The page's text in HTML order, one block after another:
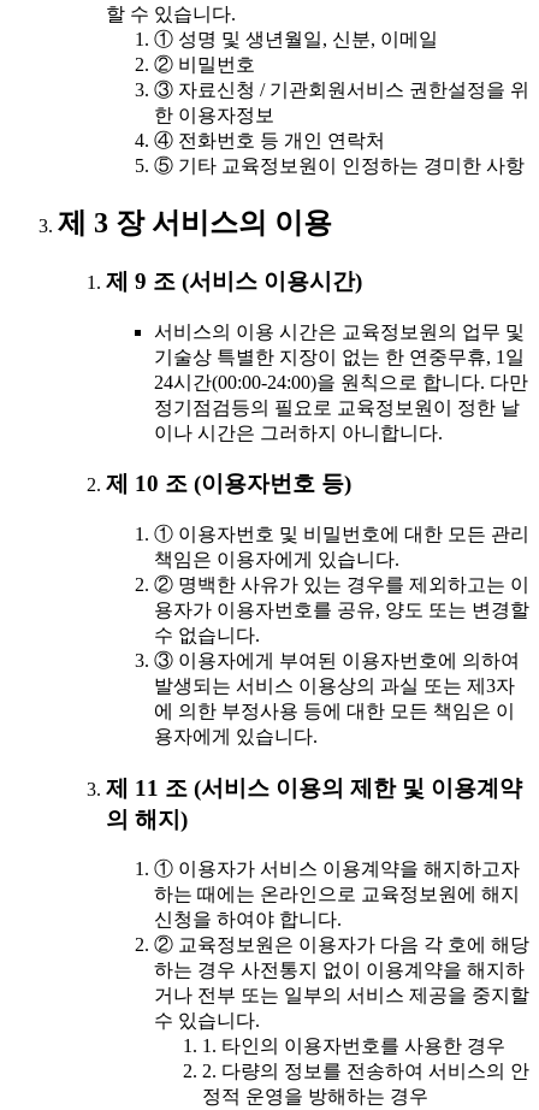
할 수 있습니다.
① 성명 및 생년월일, 신분, 이메일
② 비밀번호
③ 자료신청 / 기관회원서비스 권한설정을 위
한 이용자정보
④ 전화번호 등 개인 연락처
⑤ 기타 교육정보원이 인정하는 경미한 사항
제 3 장 서비스의 이용
제 9 조 (서비스 이용시간)
서비스의 이용 시간은 교육정보원의 업무 및
기술상 특별한 지장이 없는 한 연중무휴, 1일
24시간(00:00-24:00)을 원칙으로 합니다. 다만
정기점검등의 필요로 교육정보원이 정한 날
이나 시간은 그러하지 아니합니다.
제 10 조 (이용자번호 등)
① 이용자번호 및 비밀번호에 대한 모든 관리
책임은 이용자에게 있습니다.
② 명백한 사유가 있는 경우를 제외하고는 이
용자가 이용자번호를 공유, 양도 또는 변경할
수 없습니다.
③ 이용자에게 부여된 이용자번호에 의하여
발생되는 서비스 이용상의 과실 또는 제3자
에 의한 부정사용 등에 대한 모든 책임은 이
용자에게 있습니다.
제 11 조 (서비스 이용의 제한 및 이용계약
의 해지)
① 이용자가 서비스 이용계약을 해지하고자
하는 때에는 온라인으로 교육정보원에 해지
신청을 하여야 합니다.
② 교육정보원은 이용자가 다음 각 호에 해당
하는 경우 사전통지 없이 이용계약을 해지하
거나 전부 또는 일부의 서비스 제공을 중지할
수 있습니다.
1. 타인의 이용자번호를 사용한 경우
2. 다량의 정보를 전송하여 서비스의 안
정적 운영을 방해하는 경우